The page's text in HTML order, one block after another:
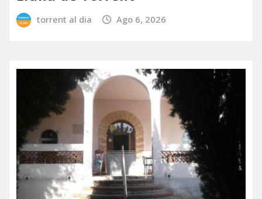
torrent al dia Ago 6, 2026